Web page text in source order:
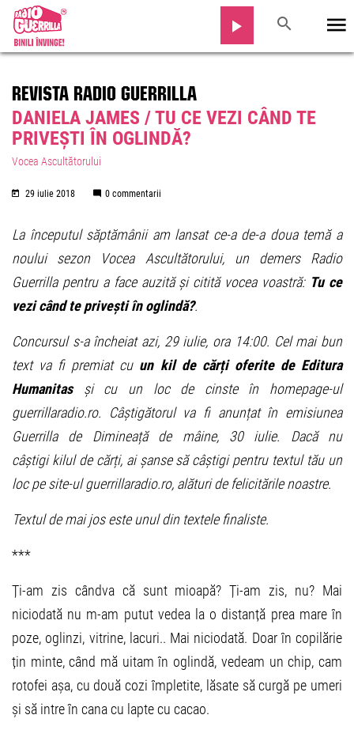
REVISTA RADIO GUERRILLA
DANIELA JAMES / TU CE VEZI CÂND TE
PRIVEȘTI ÎN OGLINDĂ?
Vocea Ascultătorului
29 iulie 2018 0 commentarii
La începutul săptămânii am lansat ce-a de-a doua temă a
noului sezon Vocea Ascultătorului, un demers Radio
Guerrilla pentru a face auzită și citită vocea voastră: Tu ce
vezi când te privești în oglindă?.
Concursul s-a încheiat azi, 29 iulie, ora 14:00. Cel mai bun
text va fi premiat cu un kil de cărți oferite de Editura
Humanitasși cu un loc de cinste în homepage-ul
guerrillaradio.ro. Câștigătorul va fi anunțat în emisiunea
Guerrilla de Dimineață de mâine, 30 iulie. Dacă nu
câștigi kilul de cărți, ai șanse să câștigi pentru textul tău un
loc pe site-ul guerrillaradio.ro, alături de felicitările noastre.
Textul de mai jos este unul din textele finaliste.
***
Ți-am zis cândva că sunt mioapă? Ți-am zis, nu? Mai
niciodată nu m-am putut vedea la o distanță prea mare în
poze, oglinzi, vitrine, lacuri.. Mai niciodată. Doar în copilărie
țin minte, când mă uitam în oglindă, vedeam un chip, cam
rotofei așa, cu două cozi împletite, lăsate să curgă pe umeri
și să intre în cana cu lapte cu cacao.